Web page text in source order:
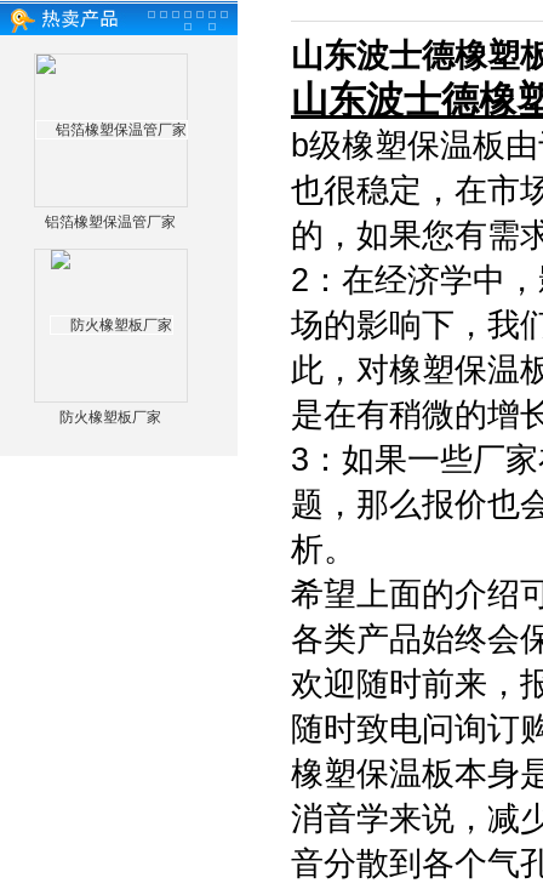
铝箔橡塑保温管厂家
防火橡塑板厂家
山东波士德橡塑
山东波士德橡
b级橡塑保温板
也很稳定，在市
的，如果您有需
2：在经济学中
场的影响下，我
此，对橡塑保温
是在有稍微的增
3：如果一些厂
题，那么报价也
析。
希望上面的介绍
各类产品始终会
欢迎随时前来，
随时致电问询订
橡塑保温板本身
消音学来说，减
音分散到各个气